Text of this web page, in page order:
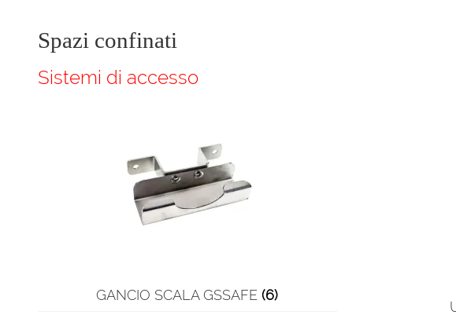
Spazi confinati
Sistemi di accesso
GANCIO SCALA GSSAFE(6)